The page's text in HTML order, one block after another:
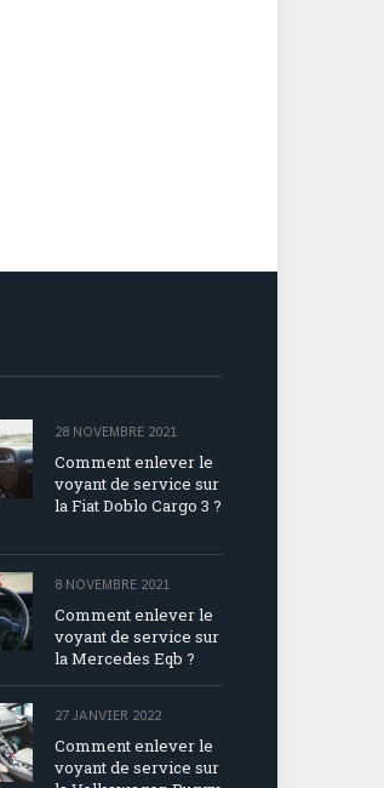
28 NOVEMBRE 2021
Comment enlever le
voyant de service sur
la Fiat Doblo Cargo 3 ?
8 NOVEMBRE 2021
Comment enlever le
voyant de service sur
la Mercedes Eqb ?
27 JANVIER 2022
Comment enlever le
voyant de service sur